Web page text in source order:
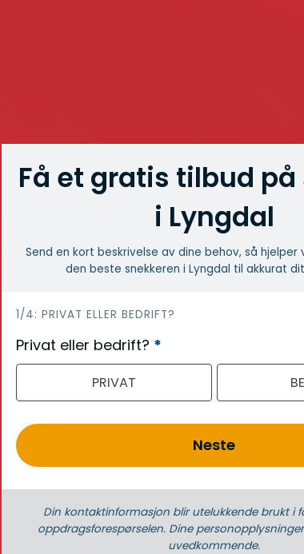
Få et gratis tilbud
i Lyngdal
Send en kort beskrivelse av dine behov, så hjelper
den beste snekkeren i Lyngdal til akkurat
h
e
r
1/4: PRIVAT ELLER BEDRIFT?
Privat eller bedrift? *
PRIVAT
Neste
Din kontaktinformasjon blir utelukkende brukt i
oppdrags­forespørselen. Dine
uvedkommende.